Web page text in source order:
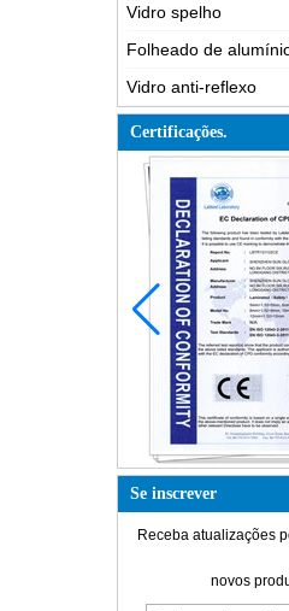
Vidro spelho
Folheado de
Vidro anti-reflexo
Certificações.
Se inscrever
Receba atualizações
novos
Como é feito o
Como funciona um
bidirecional?